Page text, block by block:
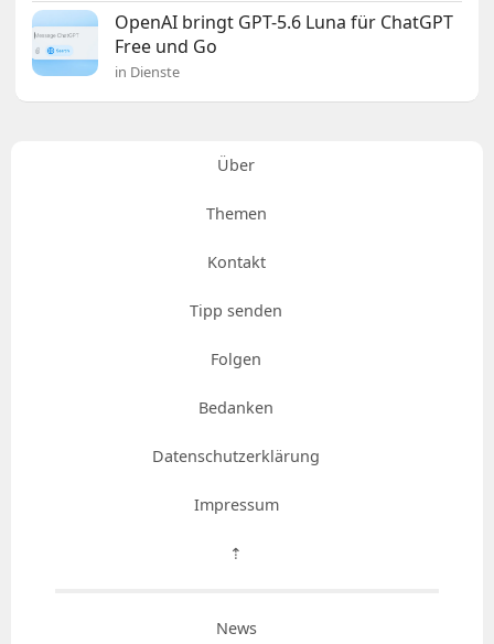
OpenAI bringt GPT-5.6 Luna für ChatGPT
Free und Go
in Dienste
Über
Themen
Kontakt
Tipp senden
Folgen
Bedanken
Datenschutzerklärung
Impressum
⇡
News